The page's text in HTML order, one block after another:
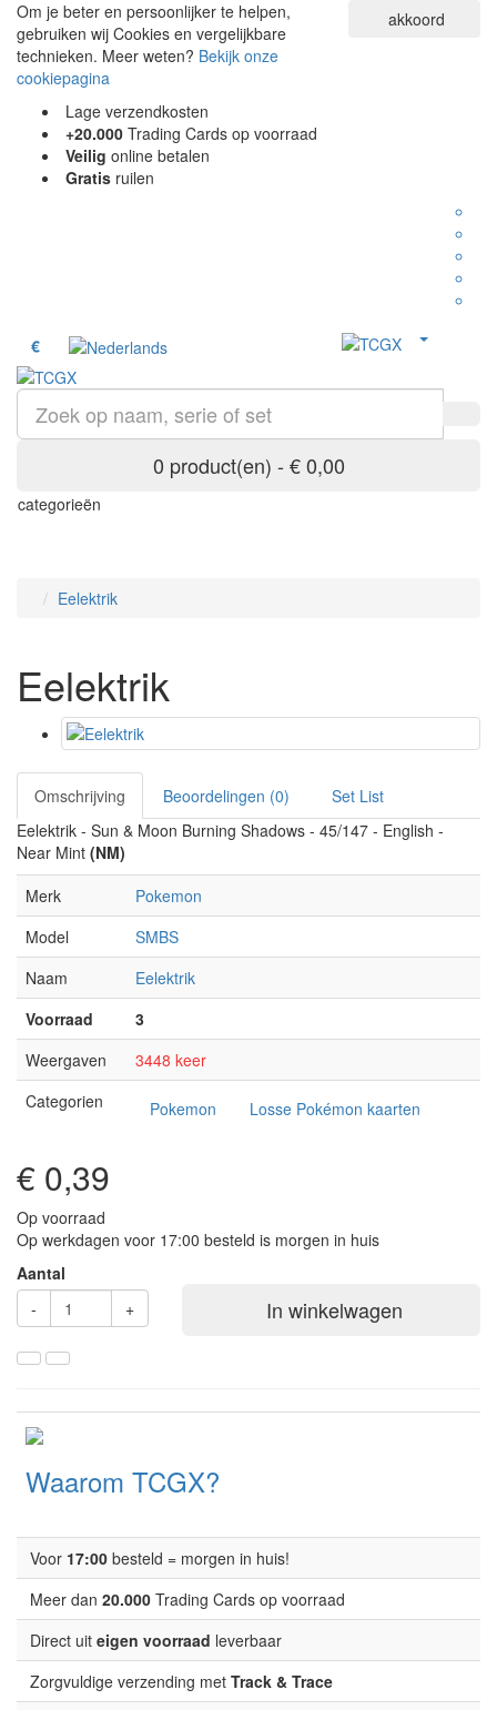
Om je beter en persoonlijker te helpen,
gebruiken wij Cookies en vergelijkbare
technieken. Meer weten? Bekijk onze
cookiepagina
akkoord
Lage verzendkosten
+20.000 Trading Cards op voorraad
Veilig online betalen
Gratis ruilen
€
0 product(en) - € 0,00
categorieën
Eelektrik
Eelektrik
Omschrijving Beoordelingen (0)
Set List
Eelektrik - Sun & Moon Burning Shadows - 45/147 - English -
Near Mint (NM)
Merk
Pokemon
Model
SMBS
Naam
Eelektrik
Voorraad
3
Weergaven
3448 keer
Categorien
Pokemon Losse Pokémon kaarten
€ 0,39
Op voorraad
Op werkdagen voor 17:00 besteld is morgen in huis
Aantal
-
+ In winkelwagen
Waarom TCGX?
Voor 17:00 besteld = morgen in huis!
Meer dan 20.000 Trading Cards op voorraad
Direct uit eigen voorraad leverbaar
Zorgvuldige verzending met Track & Trace